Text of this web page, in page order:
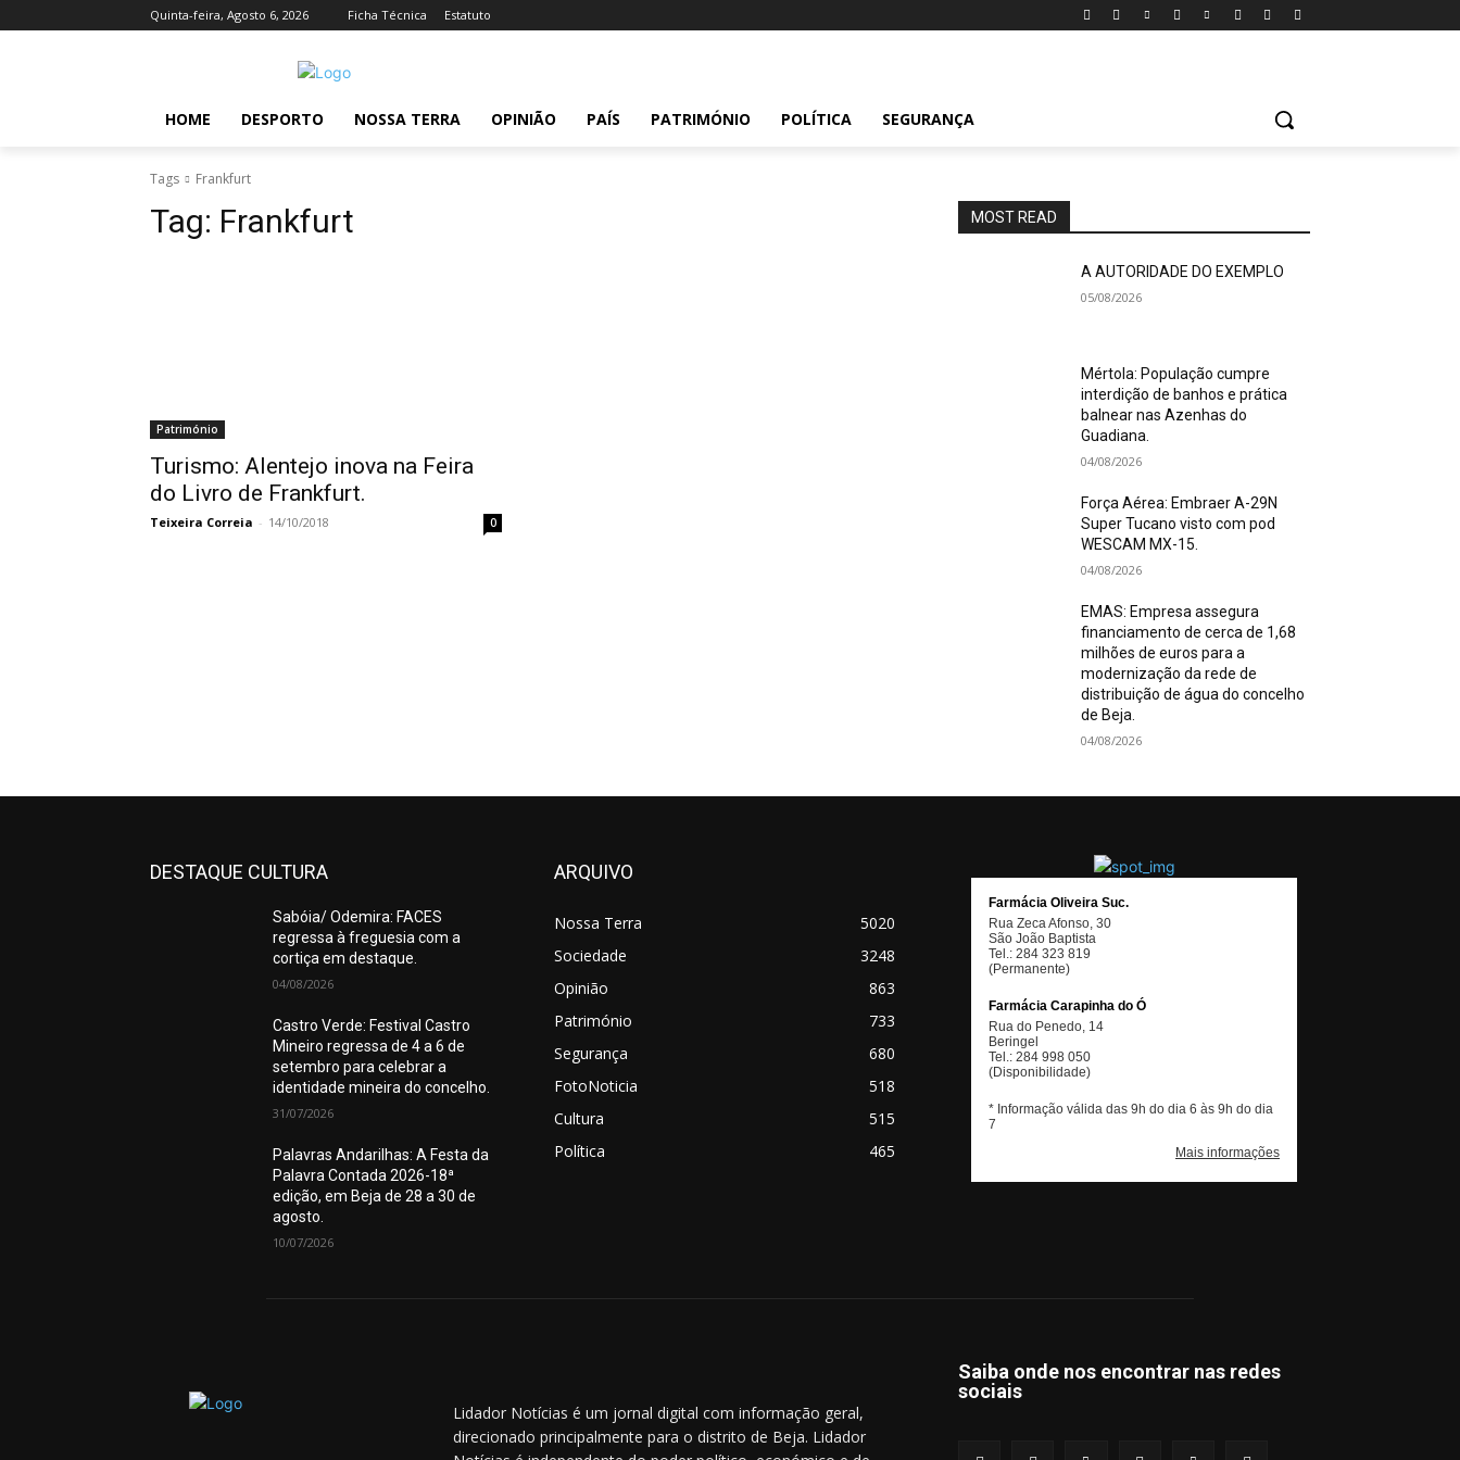
Quinta-feira, Agosto 6, 2026 Ficha Técnica Estatuto
HOME DESPORTO NOSSA TERRA OPINIÃO PAÍS PATRIMÓNIO POLÍTICA SEGURANÇA
Tags Frankfurt
Tag: Frankfurt
Património
Turismo: Alentejo inova na Feira
do Livro de Frankfurt.
Teixeira Correia - 14/10/2018 0
MOST READ
A AUTORIDADE DO EXEMPLO
05/08/2026
Mértola: População cumpre
interdição de banhos e prática
balnear nas Azenhas do
Guadiana.
04/08/2026
Força Aérea: Embraer A-29N
Super Tucano visto com pod
WESCAM MX-15.
04/08/2026
EMAS: Empresa assegura
financiamento de cerca de 1,68
milhões de euros para a
modernização da rede de
distribuição de água do concelho
de Beja.
04/08/2026
DESTAQUE CULTURA
Sabóia/ Odemira: FACES
regressa à freguesia com a
cortiça em destaque.
04/08/2026
Castro Verde: Festival Castro
Mineiro regressa de 4 a 6 de
setembro para celebrar a
identidade mineira do concelho.
31/07/2026
Palavras Andarilhas: A Festa da
Palavra Contada 2026-18ª
edição, em Beja de 28 a 30 de
agosto.
10/07/2026
ARQUIVO
Nossa Terra
5020
Sociedade
3248
Opinião
863
Património
733
Segurança
680
FotoNoticia
518
Cultura
515
Política
465
Lidador Notícias é um jornal digital com informação geral,
direcionado principalmente para o distrito de Beja. Lidador
Saiba onde nos encontrar nas redes
sociais